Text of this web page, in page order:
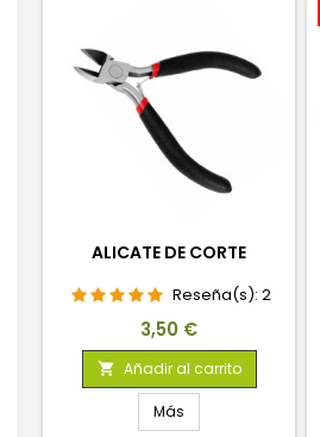
ALICATE DE CORTE
Reseña(s): 2
Precio
3,50 €
 Añadir al carrito
Más